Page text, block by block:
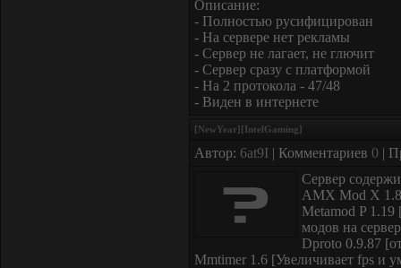
Описание:
- Полностью русифицирован
- На сервере нет рекламы
- Сервер не лагает, не глючит
- Сервер сразу с платформой
- На 2 протокола - 47/48
- Виден в интернете
[NewYear][IntelGaming]
Автор: 6at9I | Комментариев 0 |
Сервер
AMX Mod X
Metamod P
модов на
Dproto 0.9.87
Mmtimer 1.6 [Увеличивает fps и